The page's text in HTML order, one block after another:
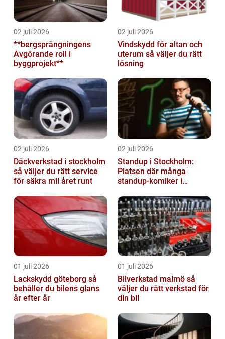
02 juli 2026
**bergsprängningens
Avgörande roll i
byggprojekt**
02 juli 2026
Vindskydd för altan och
uterum så väljer du rätt
lösning
02 juli 2026
Däckverkstad i stockholm
så väljer du rätt service
för säkra mil året runt
02 juli 2026
Standup i Stockholm:
Platsen där många
standup-komiker i
01 juli 2026
Lackskydd göteborg så
behåller du bilens glans
år efter år
01 juli 2026
Bilverkstad malmö så
väljer du rätt verkstad för
din bil